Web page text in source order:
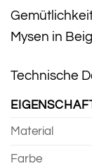
Mysen in
Technische
Material
Farbe